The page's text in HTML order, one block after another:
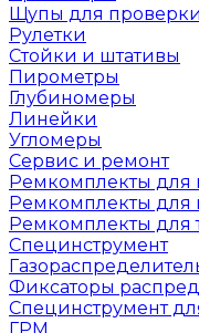
Щупы для проверки
Рулетки
Стойки и штативы
Пирометры
Глубиномеры
Линейки
Угломеры
Сервис и ремонт
Ремкомплекты для
Ремкомплекты для
Ремкомплекты для
Специнструмент
Фиксаторы
Специнструмент